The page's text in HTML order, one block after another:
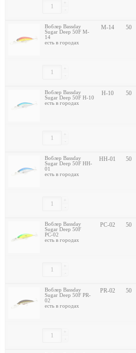
-
+
Воблер Bassday
Sugar Deep 50F M-
14
есть в городах
M-14 50
-
+
Воблер Bassday
Sugar Deep 50F H-10
есть в городах
H-10 50
-
+
Воблер Bassday
Sugar Deep 50F HH-
01
есть в городах
HH-01 50
-
+
Воблер Bassday
Sugar Deep 50F
PС-02
есть в городах
PС-02 50
-
+
Воблер Bassday
Sugar Deep 50F PR-
02
есть в городах
PR-02 50
-
+